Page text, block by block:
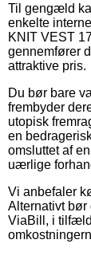
Til gengæld
enkelte
KNIT VEST
gennemfører
attraktive pris.
Du bør bare
frembyder
utopisk
en
omsluttet af
uærlige
Vi anbefaler
Alternativt bør
ViaBill, i